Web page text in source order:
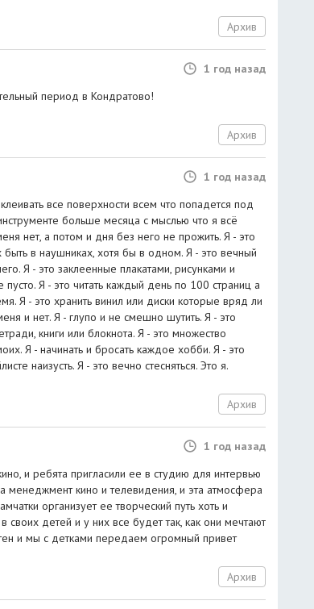
Архив
1 год назад
период в Кондратово!
Архив
1 год назад
все поверхности всем что попадется под
больше месяца с мыслью что я всё
нет, а потом и дня без него не прожить. Я - это
в наушниках, хотя бы в одном. Я - это вечный
Я - это заклеенные плакатами, рисунками и
Я - это читать каждый день по 100 страниц а
Я - это хранить винил или диски которые вряд ли
и нет. Я - глупо и не смешно шутить. Я - это
книги или блокнота. Я - это множество
Я - начинать и бросать каждое хобби. Я - это
наизусть. Я - это вечно стесняться. Это я.
Архив
1 год назад
и ребята пригласили ее в студию для интервью
менеджмент кино и телевидения, и эта атмосфера
организует ее творческий путь хоть и
своих детей и у них все будет так, как они мечтают
и мы с детками передаем огромный привет
Архив